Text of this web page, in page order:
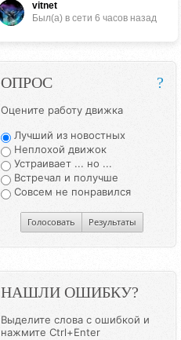
vitnet
Был(a) в сети 6 часов назад
ОПРОС ?
Оцените работу движка
Лучший из новостных
Неплохой движок
Устраивает ... но ...
Встречал и получше
Совсем не понравился
Голосовать Результаты
НАШЛИ ОШИБКУ?
Выделите слова с ошибкой и
нажмите Ctrl+Enter